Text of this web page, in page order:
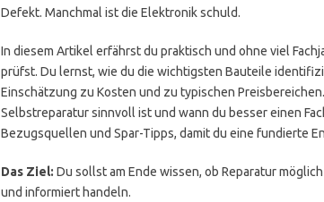
Defekt. Manchmal ist die Elektronik schuld.
In diesem Artikel erfährst du praktisch und ohne viel
prüfst. Du lernst, wie du die wichtigsten Bauteile
Einschätzung zu Kosten und zu typischen
Selbstreparatur sinnvoll ist und wann du besser einen
Bezugsquellen und Spar-Tipps, damit du eine fundierte
Das Ziel: Du sollst am Ende wissen, ob Reparatur
und informiert handeln.